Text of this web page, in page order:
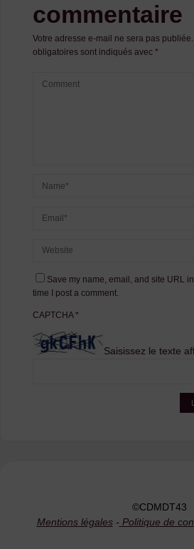
commentaire
Votre adresse e-mail ne sera pas publiée.
obligatoires sont indiqués avec *
Save my name, email, and site URL
time I post a comment.
CAPTCHA*
Saisissez le texte
©CDMDT43
Mentions légales- Politique de